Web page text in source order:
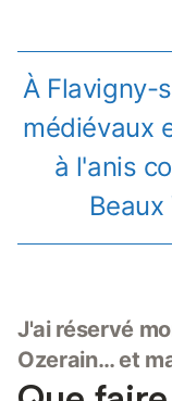
À Flavigny-
médiévaux
à l'anis
J'ai réservé
Ozerain… et